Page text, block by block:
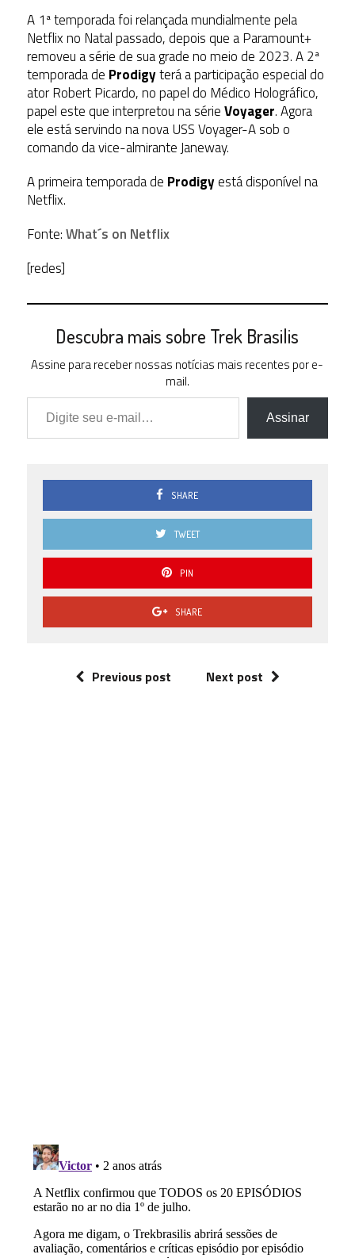
A 1ª temporada foi relançada mundialmente pela
Netflix no Natal passado, depois que a Paramount+
removeu a série de sua grade no meio de 2023. A 2ª
temporada de Prodigyterá a participação especial do
ator Robert Picardo, no papel do Médico Holográfico,
papel este que interpretou na sérieVoyager. Agora
ele está servindo na nova USS Voyager-A sob o
comando da vice-almirante Janeway.
A primeira temporada de Prodigyestá disponível na
Netflix.
Fonte:What´s on Netflix
[redes]
Descubra mais sobre Trek Brasilis
Assine para receber nossas notícias mais recentes por e-
mail.
Digite seu e-mail…
Assinar
SHARE
TWEET
PIN
SHARE
Previous post Next post